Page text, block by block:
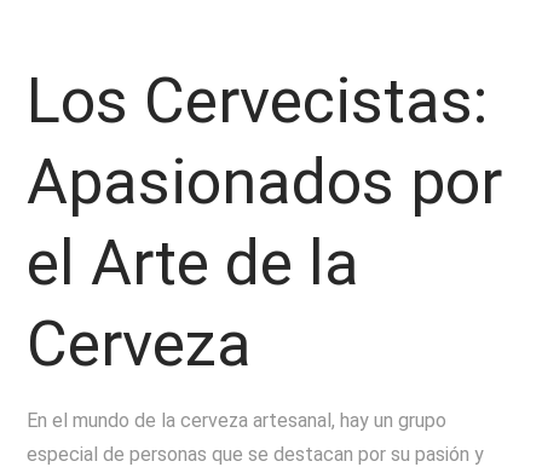
Los Cervecistas:
Apasionados por
el Arte de la
Cerveza
En el mundo de la cerveza artesanal, hay un grupo
especial de personas que se destacan por su pasión y